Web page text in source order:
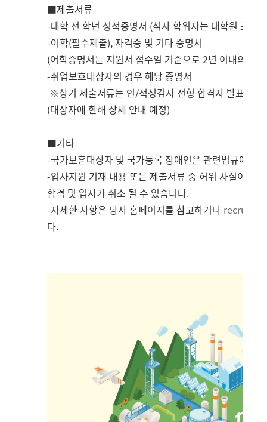
■제출서류
-대학 전 학년 성적증명서 (석사 학위자는 대학원 포함
-어학(필수제출),자격증 및 기타 증명서
(어학증명서는 지원서 접수일 기준으로 2년 이내의 취
-취업보호대상자의 경우 해당 증명서
※상기 제출서류는 인/적성검사 전형 합격자 발표 이후
(대상자에 한해 상세 안내 예정)
■기타
-국가보훈대상자 및 국가등록 장애인은 관련법규에 의
-입사지원 기재 내용 또는 제출서류 중 허위 사실이 있
합격 및 입사가 취소 될 수 있습니다.
-자세한 사항은 당사 홈페이지를 참고하거나 recruit-
다.